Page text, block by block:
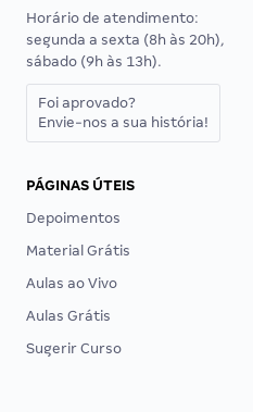
Horário de atendimento:
segunda a sexta (8h às 20h),
sábado (9h às 13h).
Foi aprovado?
Envie-nos a sua história!
PÁGINAS ÚTEIS
Depoimentos
Material Grátis
Aulas ao Vivo
Aulas Grátis
Sugerir Curso